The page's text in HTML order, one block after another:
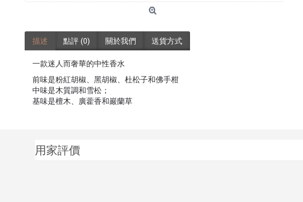
描述 點評 (0) 關於我們 送貨方式
一款迷人而奢華的中性香水
前味是粉紅胡椒、黑胡椒、杜松子和佛手柑
中味是木質調和雪松；
基味是檀木、廣藿香和巖蘭草
用家評價